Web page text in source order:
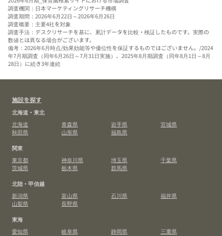
調査機関：日本マーケティングリサーチ機構
調査期間：2026年6月22日～2026年6月26日
調査概要：主要4社を対象
調査手法：デスクリサーチを基に、累計データを比較・検証したものです。実際の
数値とは異なる場合がございます。
備考：2026年6月時点/効果効能等や優位性を保証するものではございません。/2024
年7月期調査（同年6月26日～7月31日実施）、2025年8月期調査（同年8月1日～8月
28日）に続き3年連続
施設を探す
北海道・東北
北海道
青森県 岩手県
宮城県
秋田県
山形県
福島県
関東
東京都
神奈川県 埼玉県
千葉県
茨城県
栃木県
群馬県
北陸・甲信越
新潟県
富山県 石川県
福井県
山梨県
長野県
東海
愛知県
岐阜県 静岡県
三重県